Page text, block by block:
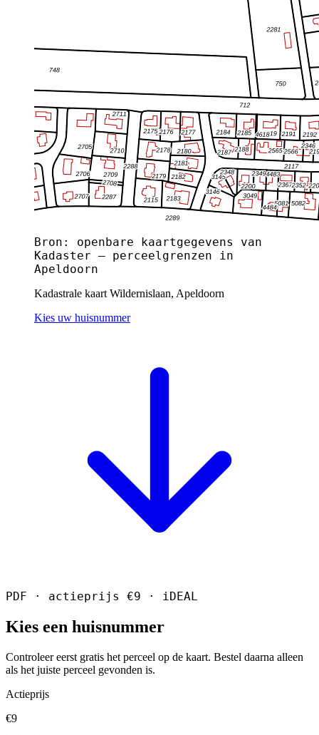
Bron: openbare kaartgegevens van
Kadaster — perceelgrenzen in
Apeldoorn
Kadastrale kaart Wildernislaan, Apeldoorn
Kies uw huisnummer
PDF · actieprijs €9 · iDEAL
Kies een huisnummer
Controleer eerst gratis het perceel op de kaart. Bestel daarna alleen
als het juiste perceel gevonden is.
Actieprijs
€9